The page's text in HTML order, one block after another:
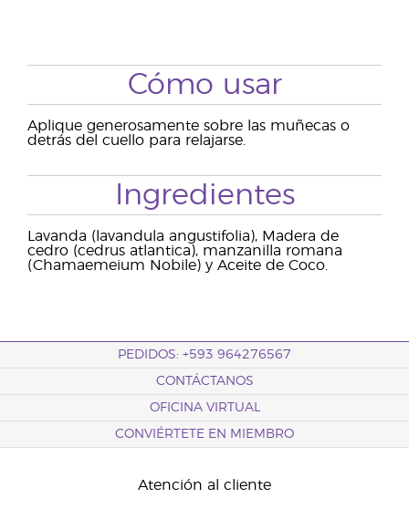
Cómo usar
Aplique generosamente sobre las muñecas o
detrás del cuello para relajarse.
Ingredientes
Lavanda (lavandula angustifolia), Madera de
cedro (cedrus atlantica), manzanilla romana
(Chamaemeium Nobile) y Aceite de Coco.
PEDIDOS: +593 964276567
CONTÁCTANOS
OFICINA VIRTUAL
CONVIÉRTETE EN MIEMBRO
Atención al cliente